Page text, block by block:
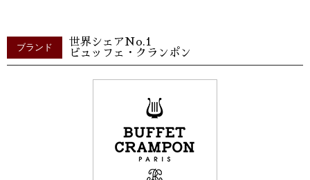
ブランド
世界シェアNo.1
ビュッフェ・クランポン